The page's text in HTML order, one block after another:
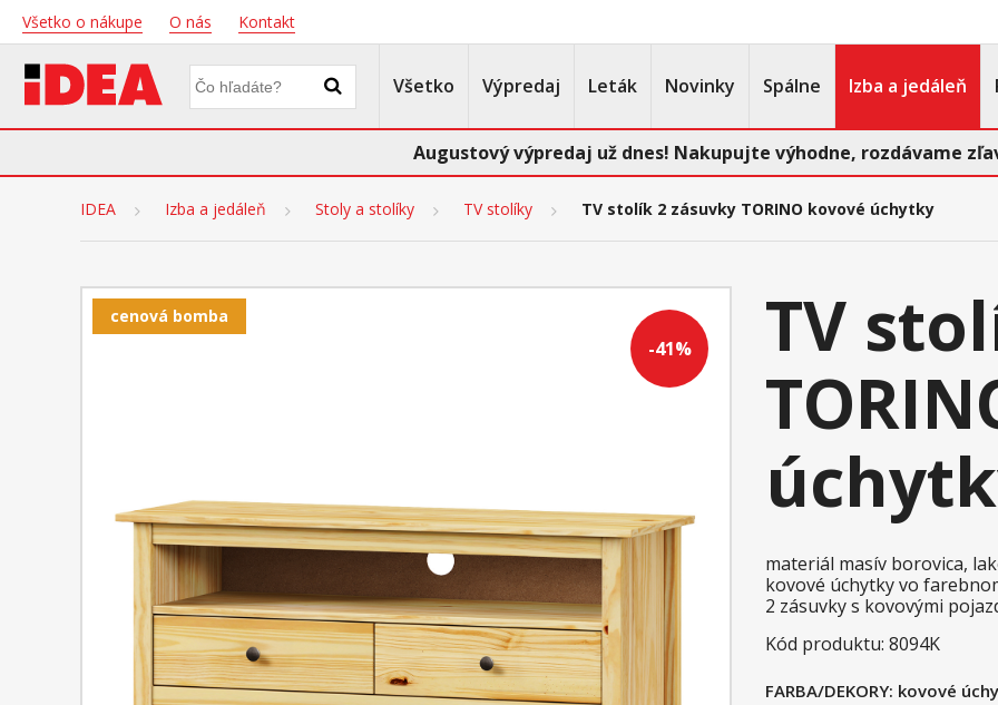
Všetko o nákupe O nás Kontakt
Všetko Výpredaj Leták Novinky Spálne Izba a jedáleň
Augustový výpredaj už dnes! Nakupujte výhodne, rozdávame
IDEA Izba a jedáleň Stoly a stolíky TV stolíky TV stolík 2 zásuvky TORINO kovové úchytky
-41%
cenová bomba
TV
materiál masív borovica,
kovové úchytky vo
2 zásuvky s kovovými
Kód produktu: 8094K
FARBA/DEKORY: kovové